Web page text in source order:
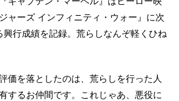
ャーズ インフィニティ・ウォー』に次
興行成績を記録。荒らしなんぞ軽くひね
価を落としたのは、荒らしを行った人
するお仲間です。これじゃあ、悪役に